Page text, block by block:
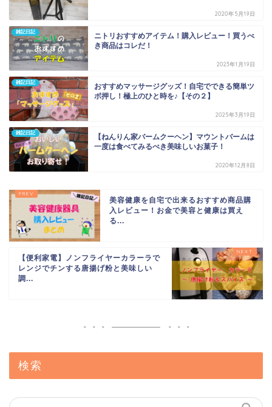
2020年5月19日
雑記日記
ニトリおすすめアイテム！購入レビュー！買うべ
き商品はコレだ！
2023年1月19日
雑記日記
おすすめマッサージグッズ！自宅でできる簡単ツ
ボ押し！極上のひと時を♪【その２】
2025年3月19日
雑記日記
【ねんりん家バームクーヘン】マウントバームは
一度は食べてみるべき美味しいお菓子！
2020年12月8日
美容健康を自宅で出来るおすすめ商品購
入レビュー！お金で美容と健康は買え
る...
【便利家電】ノンフライヤーカラーラで
レンジでチンする唐揚げ粉と美味しい
調...
検索